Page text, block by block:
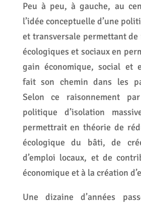
Peu à peu, à gauche, au
l’idée conceptuelle d’une
et transversale permettant
écologiques et sociaux en
gain économique, social et
fait son chemin dans les
Selon ce raisonnement
politique d’isolation
permettrait en théorie de
écologique du bâti, de
d’emploi locaux, et de
économique et à la création
Une dizaine d’années